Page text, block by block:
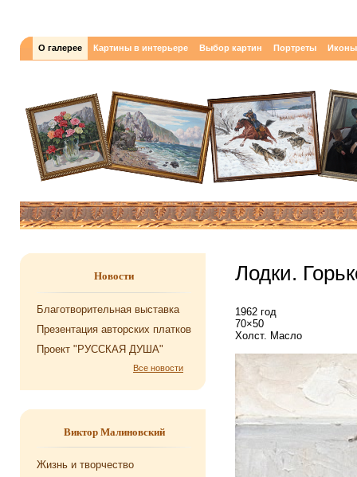
О галерее Картины в интерьере Выбор картин Портреты Иконы
Новости
Благотворительная выставка
Презентация авторских платков
Проект "РУССКАЯ ДУША"
Все новости
Виктор Малиновский
Жизнь и творчество
Лодки.
1962 год
70×50
Холст. Масло